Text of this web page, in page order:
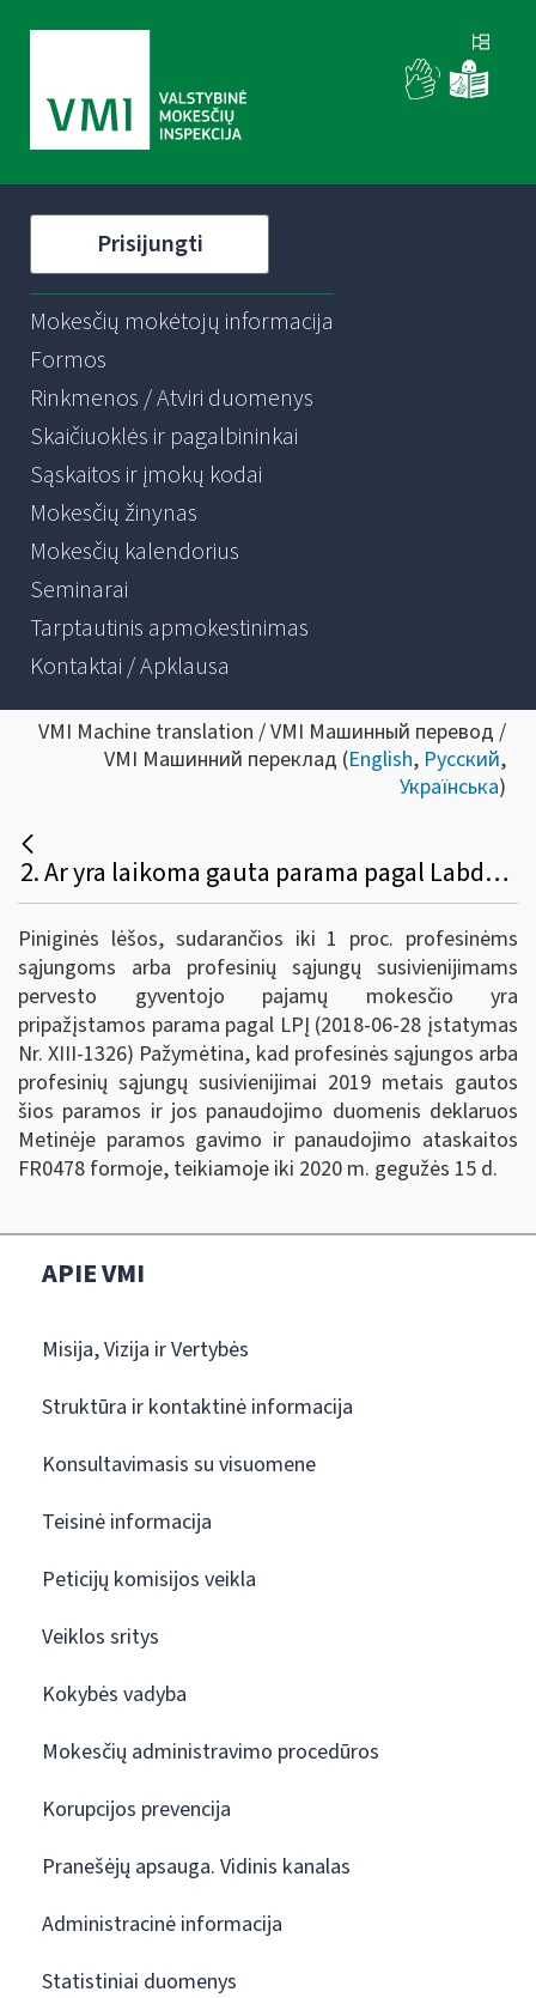
Prisijungti
Mokesčių mokėtojų informacija
Formos
Rinkmenos / Atviri duomenys
Skaičiuoklės ir pagalbininkai
Sąskaitos ir įmokų kodai
Mokesčių žinynas
Mokesčių kalendorius
Seminarai
Tarptautinis apmokestinimas
Kontaktai / Apklausa
VMI Machine translation / VMI Машинный перевод /
VMI Машинний переклад (English, Русский,
Українська)
2. Ar yra laikoma gauta parama pagal Labdaros ir paramos įstatymo nuostatas, kai nuolatinis gyventojas, nusprendęs dalį sumokėto pajamų mokesčio skirti profesinei sąjungai arba profesinių sąjungų susivienijimui?
Piniginės lėšos, sudarančios iki 1 proc. profesinėms
sąjungoms arba profesinių sąjungų susivienijimams
pervesto gyventojo pajamų mokesčio yra
pripažįstamos parama pagal LPĮ (2018-06-28 įstatymas
Nr. XIII-1326) Pažymėtina, kad profesinės sąjungos arba
profesinių sąjungų susivienijimai 2019 metais gautos
šios paramos ir jos panaudojimo duomenis deklaruos
Metinėje paramos gavimo ir panaudojimo ataskaitos
FR0478 formoje, teikiamoje iki 2020 m. gegužės 15 d.
APIE VMI
Misija, Vizija ir Vertybės
Struktūra ir kontaktinė informacija
Konsultavimasis su visuomene
Teisinė informacija
Peticijų komisijos veikla
Veiklos sritys
Kokybės vadyba
Mokesčių administravimo procedūros
Korupcijos prevencija
Pranešėjų apsauga. Vidinis kanalas
Administracinė informacija
Statistiniai duomenys